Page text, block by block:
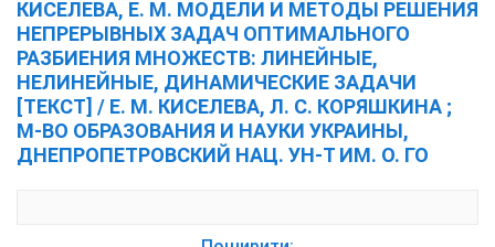
КИСЕЛЕВА, Е. М. МОДЕЛИ И МЕТОДЫ РЕШЕНИЯ
НЕПРЕРЫВНЫХ ЗАДАЧ ОПТИМАЛЬНОГО
РАЗБИЕНИЯ МНОЖЕСТВ: ЛИНЕЙНЫЕ,
НЕЛИНЕЙНЫЕ, ДИНАМИЧЕСКИЕ ЗАДАЧИ
[ТЕКСТ] / Е. М. КИСЕЛЕВА, Л. С. КОРЯШКИНА ;
М-ВО ОБРАЗОВАНИЯ И НАУКИ УКРАИНЫ,
ДНЕПРОПЕТРОВСКИЙ НАЦ. УН-Т ИМ. О. ГО